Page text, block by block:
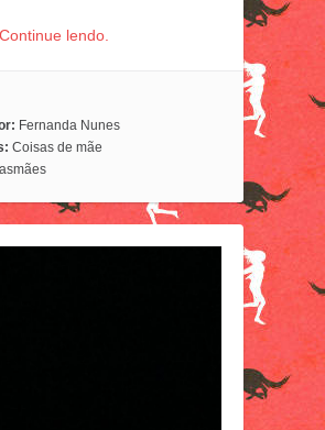
Continue lendo.
Fernanda Nunes
Coisas de mãe